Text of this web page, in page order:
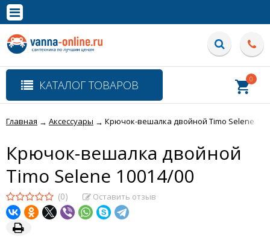
Полная версия сайта
КАТАЛОГ ТОВАРОВ 0
Главная → Аксессуары → Крючок-вешалка двойной Timo Selene
Крючок-вешалка двойной
Timo Selene 10014/00
(0) Оставить отзыв